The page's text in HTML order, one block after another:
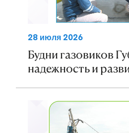
28 июля 2026
Будни газовиков
надежность и